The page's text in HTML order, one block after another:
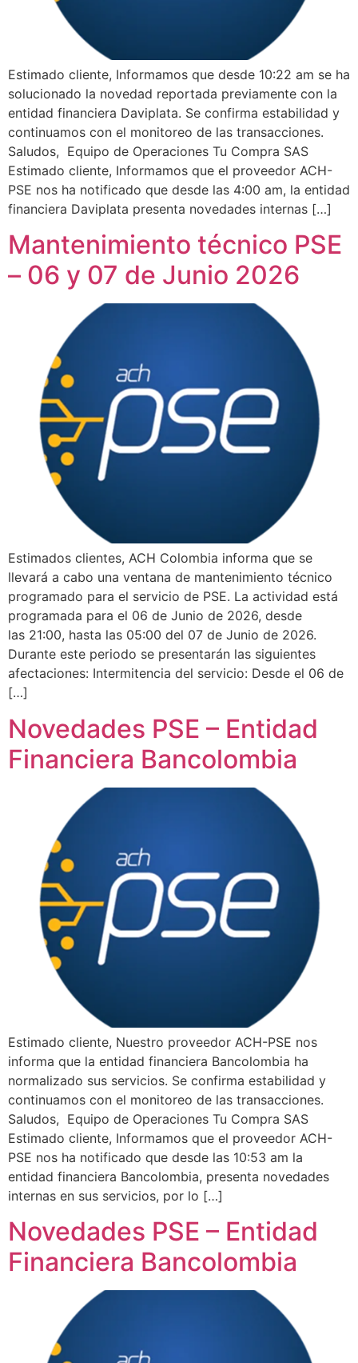
Estimado cliente, Informamos que desde 10:22 am se ha
solucionado la novedad reportada previamente con la
entidad financiera Daviplata. Se confirma estabilidad y
continuamos con el monitoreo de las transacciones.
Saludos, Equipo de Operaciones Tu Compra SAS
Estimado cliente, Informamos que el proveedor ACH-
PSE nos ha notificado que desde las 4:00 am, la entidad
financiera Daviplata presenta novedades internas […]
Mantenimiento técnico PSE
– 06 y 07 de Junio 2026
Estimados clientes, ACH Colombia informa que se
llevará a cabo una ventana de mantenimiento técnico
programado para el servicio de PSE. La actividad está
programada para el 06 de Junio de 2026, desde
las 21:00, hasta las 05:00 del 07 de Junio de 2026.
Durante este periodo se presentarán las siguientes
afectaciones: Intermitencia del servicio: Desde el 06 de
[…]
Novedades PSE – Entidad
Financiera Bancolombia
Estimado cliente, Nuestro proveedor ACH-PSE nos
informa que la entidad financiera Bancolombia ha
normalizado sus servicios. Se confirma estabilidad y
continuamos con el monitoreo de las transacciones.
Saludos, Equipo de Operaciones Tu Compra SAS
Estimado cliente, Informamos que el proveedor ACH-
PSE nos ha notificado que desde las 10:53 am la
entidad financiera Bancolombia, presenta novedades
internas en sus servicios, por lo […]
Novedades PSE – Entidad
Financiera Bancolombia